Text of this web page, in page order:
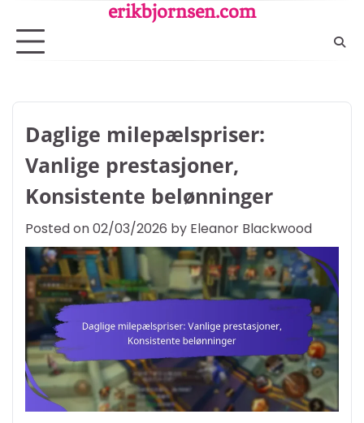
content
erikbjornsen.com
Daglige milepælspriser:
Vanlige prestasjoner,
Konsistente belønninger
Posted on02/03/2026 by Eleanor Blackwood